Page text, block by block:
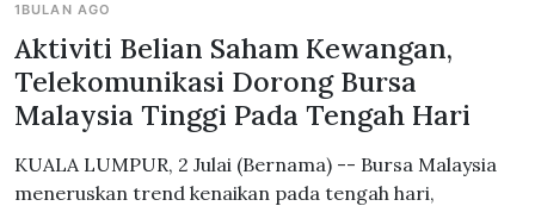
1BULAN AGO
Aktiviti Belian Saham Kewangan,
Telekomunikasi Dorong Bursa
Malaysia Tinggi Pada Tengah Hari
KUALA LUMPUR, 2 Julai (Bernama) -- Bursa Malaysia
meneruskan trend kenaikan pada tengah hari,